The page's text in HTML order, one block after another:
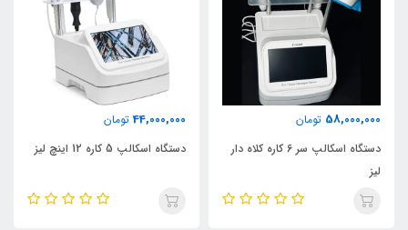
58,000,000 تومان
دستگاه اسکالپ سر 6 کاره کلاه دار
لیز
44,000,000 تومان
دستگاه اسکالپ 5 کاره 12 اینچ لیز